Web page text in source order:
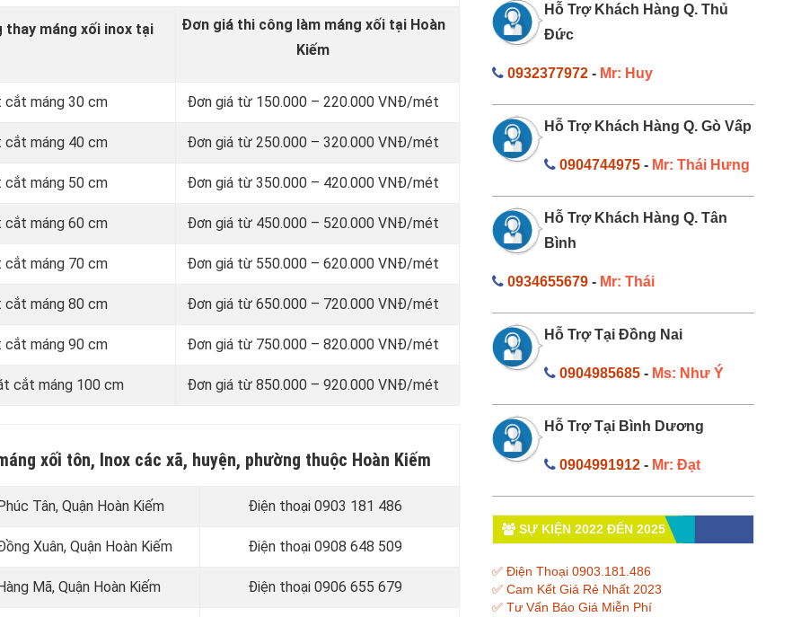
thaymáng xối inoxtại
Đơn giá thi công làm máng xối tại Hoàn
Kiếm
cắt máng 30 cm Đơn giá từ 150.000 – 220.000 VNĐ/mét
cắt máng 40 cm Đơn giá từ 250.000 – 320.000 VNĐ/mét
cắt máng 50 cm Đơn giá từ 350.000 – 420.000 VNĐ/mét
cắt máng 60 cm Đơn giá từ 450.000 – 520.000 VNĐ/mét
cắt máng 70 cm Đơn giá từ 550.000 – 620.000 VNĐ/mét
cắt máng 80 cm Đơn giá từ 650.000 – 720.000 VNĐ/mét
cắt máng 90 cm Đơn giá từ 750.000 – 820.000 VNĐ/mét
cắt máng 100 cm Đơn giá từ 850.000 – 920.000 VNĐ/mét
xối tôn, Inox các xã, huyện, phường thuộc Hoàn Kiếm
Tân, Quận Hoàn Kiếm Điện thoại 0903 181 486
Xuân, Quận Hoàn Kiếm Điện thoại 0908 648 509
Mã, Quận Hoàn Kiếm Điện thoại 0906 655 679
Hỗ Trợ Khách Hàng Q. Thủ
Đức
0932377972- Mr: Huy
Hỗ Trợ Khách Hàng Q. Gò Vấp
0904744975 - Mr: Thái Hưng
Hỗ Trợ Khách Hàng Q. Tân
Bình
0934655679- Mr: Thái
Hỗ Trợ Tại Đồng Nai
0904985685 - Ms: Như Ý
Hỗ Trợ Tại Bình Dương
0904991912 - Mr: Đạt
SỰ KIỆN 2022 ĐẾN 2025
✅ Điện Thoại 0903.181.486
✅ Cam Kết Giá Rẻ Nhất 2023
✅ Tư Vấn Báo Giá Miễn Phí